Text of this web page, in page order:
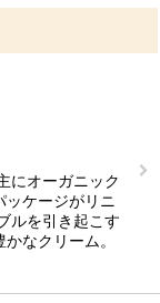
にオーガニック
ッケージがリニ
ルを引き起こす
なクリーム。